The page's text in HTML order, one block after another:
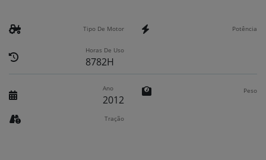
Tipo De Motor Potência
Horas De Uso
8782H
Ano
2012
Peso
Tração